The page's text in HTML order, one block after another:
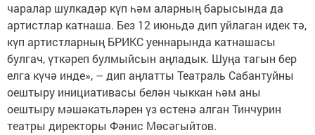
чаралар шулкадәр күп һәм аларның барысында да
артистлар катнаша. Без 12 июньдә дип уйлаган идек тә,
күп артистларның БРИКС уеннарында катнашасы
булгач, үткәреп булмыйсын аңладык. Шуңа тагын бер
елга күчә инде», – дип аңлатты Театраль Сабантуйны
оештыру инициативасы белән чыккан һәм аны
оештыру мәшәкатьләрен үз өстенә алган Тинчурин
театры директоры Фәнис Мөсәгыйтов.